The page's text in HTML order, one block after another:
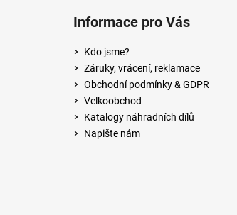
Informace pro Vás
Kdo jsme?
Záruky, vrácení, reklamace
Obchodní podmínky & GDPR
Velkoobchod
Katalogy náhradních dílů
Napište nám